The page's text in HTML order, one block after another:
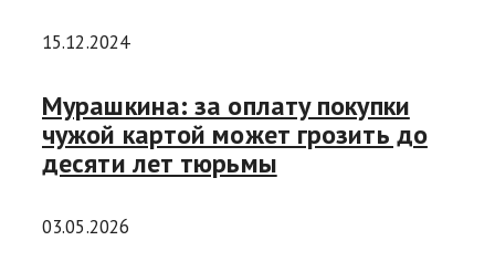
15.12.2024
Мурашкина: за оплату покупки
чужой картой может грозить до
десяти лет тюрьмы
03.05.2026